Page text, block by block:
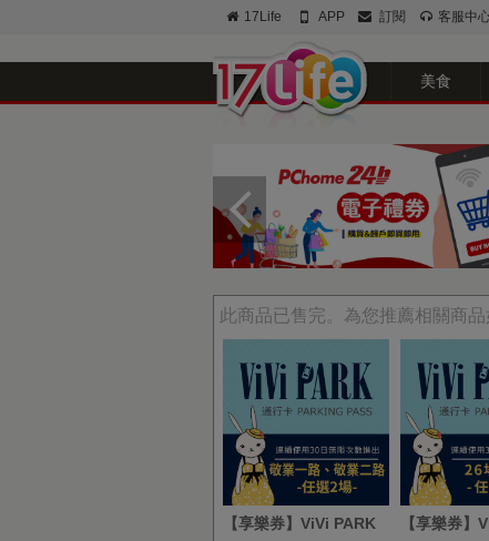
17Life APP 訂閱 客服中
美食
此商品已售完。為您推薦相關商品
【享樂券】ViVi PARK
【享樂券】